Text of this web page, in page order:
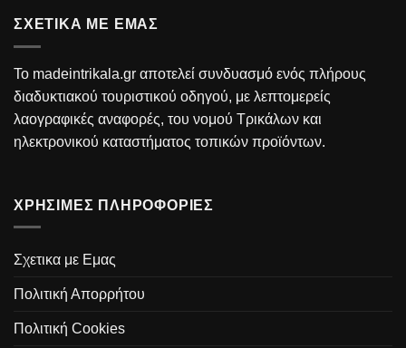
ΣΧΕΤΙΚΑ ΜΕ ΕΜΑΣ
Το madeintrikala.gr αποτελεί συνδυασμό ενός πλήρους
διαδυκτιακού τουριστικού οδηγού, με λεπτομερείς
λαογραφικές αναφορές, του νομού Τρικάλων και
ηλεκτρονικού καταστήματος τοπικών προϊόντων.
ΧΡΗΣΙΜΕΣ ΠΛΗΡΟΦΟΡΙΕΣ
Σχετικα με Εμας
Πολιτική Απορρήτου
Πολιτική Cookies